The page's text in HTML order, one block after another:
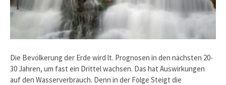
Die Bevölkerung der Erde wird lt. Prognosen in den nächsten 20-
30 Jahren, um fast ein Drittel wachsen. Das hat Auswirkungen
auf den Wasserverbrauch. Denn in der Folge Steigt die